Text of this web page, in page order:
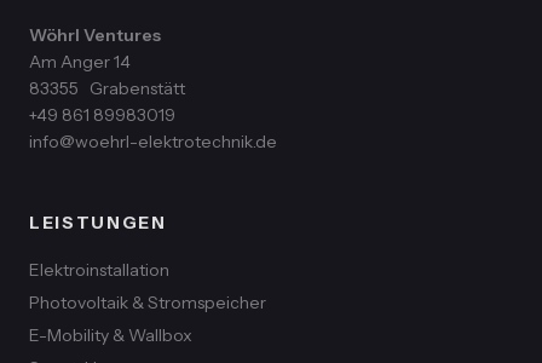
Wöhrl Ventures
Am Anger 14
83355
Grabenstätt
+49 861 89983019
info@woehrl-elektrotechnik.de
LEISTUNGEN
Elektroinstallation
Photovoltaik & Stromspeicher
E-Mobility & Wallbox